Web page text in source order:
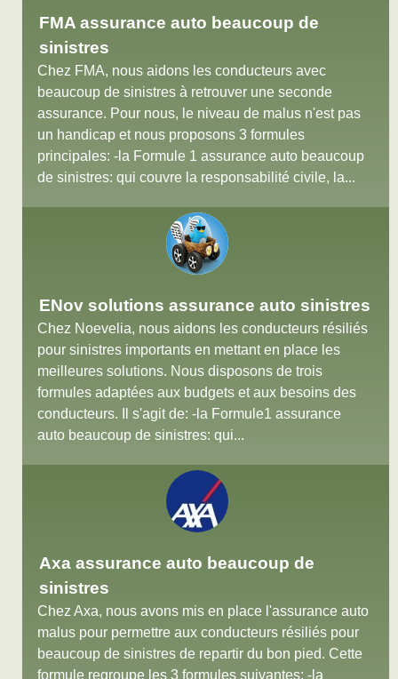
FMA assurance auto beaucoup de
sinistres
Chez FMA, nous aidons les conducteurs avec
beaucoup de sinistres à retrouver une seconde
assurance. Pour nous, le niveau de malus n'est pas
un handicap et nous proposons 3 formules
principales: -la Formule 1 assurance auto beaucoup
de sinistres: qui couvre la responsabilité civile, la...
ENov solutions assurance auto sinistres
Chez Noevelia, nous aidons les conducteurs résiliés
pour sinistres importants en mettant en place les
meilleures solutions. Nous disposons de trois
formules adaptées aux budgets et aux besoins des
conducteurs. Il s'agit de: -la Formule1 assurance
auto beaucoup de sinistres: qui...
Axa assurance auto beaucoup de
sinistres
Chez Axa, nous avons mis en place l'assurance auto
malus pour permettre aux conducteurs résiliés pour
beaucoup de sinistres de repartir du bon pied. Cette
formule regroupe les 3 formules suivantes: -la